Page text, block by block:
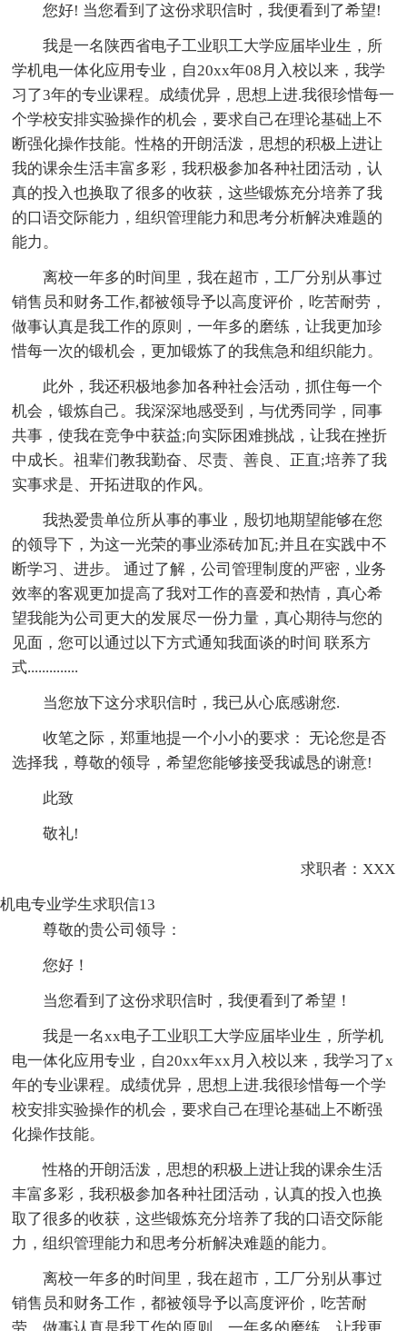
您好! 当您看到了这份求职信时，我便看到了希望!
我是一名陕西省电子工业职工大学应届毕业生，所
学机电一体化应用专业，自20xx年08月入校以来，我学
习了3年的专业课程。成绩优异，思想上进.我很珍惜每一
个学校安排实验操作的机会，要求自己在理论基础上不
断强化操作技能。性格的开朗活泼，思想的积极上进让
我的课余生活丰富多彩，我积极参加各种社团活动，认
真的投入也换取了很多的收获，这些锻炼充分培养了我
的口语交际能力，组织管理能力和思考分析解决难题的
能力。
离校一年多的时间里，我在超市，工厂分别从事过
销售员和财务工作,都被领导予以高度评价，吃苦耐劳，
做事认真是我工作的原则，一年多的磨练，让我更加珍
惜每一次的锻机会，更加锻炼了的我焦急和组织能力。
此外，我还积极地参加各种社会活动，抓住每一个
机会，锻炼自己。我深深地感受到，与优秀同学，同事
共事，使我在竞争中获益;向实际困难挑战，让我在挫折
中成长。祖辈们教我勤奋、尽责、善良、正直;培养了我
实事求是、开拓进取的作风。
我热爱贵单位所从事的事业，殷切地期望能够在您
的领导下，为这一光荣的事业添砖加瓦;并且在实践中不
断学习、进步。 通过了解，公司管理制度的严密，业务
效率的客观更加提高了我对工作的喜爱和热情，真心希
望我能为公司更大的发展尽一份力量，真心期待与您的
见面，您可以通过以下方式通知我面谈的时间 联系方
式..............
当您放下这分求职信时，我已从心底感谢您.
收笔之际，郑重地提一个小小的要求： 无论您是否
选择我，尊敬的领导，希望您能够接受我诚恳的谢意!
此致
敬礼!
求职者：XXX
机电专业学生求职信13
尊敬的贵公司领导：
您好！
当您看到了这份求职信时，我便看到了希望！
我是一名xx电子工业职工大学应届毕业生，所学机
电一体化应用专业，自20xx年xx月入校以来，我学习了x
年的专业课程。成绩优异，思想上进.我很珍惜每一个学
校安排实验操作的机会，要求自己在理论基础上不断强
化操作技能。
性格的开朗活泼，思想的积极上进让我的课余生活
丰富多彩，我积极参加各种社团活动，认真的投入也换
取了很多的收获，这些锻炼充分培养了我的口语交际能
力，组织管理能力和思考分析解决难题的能力。
离校一年多的时间里，我在超市，工厂分别从事过
销售员和财务工作，都被领导予以高度评价，吃苦耐
劳，做事认真是我工作的原则，一年多的磨练，让我更